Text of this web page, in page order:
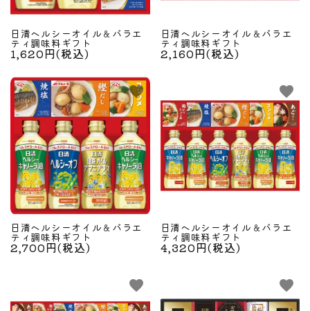
日清ヘルシーオイル＆バラエ
ティ調味料ギフト
1,620円(税込)
日清ヘルシーオイル＆バラエ
ティ調味料ギフト
2,160円(税込)
日清ヘルシーオイル＆バラエ
ティ調味料ギフト
2,700円(税込)
favorite
日清ヘルシーオイル＆バラエ
ティ調味料ギフト
4,320円(税込)
favorite
favorite favorite